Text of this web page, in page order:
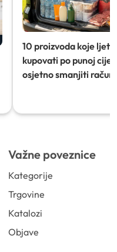
10 proizvoda koje ljeti
kupovati po punoj
osjetno smanjiti račun)
Važne poveznice
Kategorije
Trgovine
Katalozi
Objave